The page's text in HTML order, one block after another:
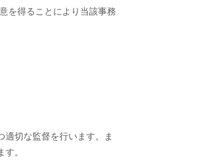
を得ることにより当該事務
切な監督を行います。ま
。